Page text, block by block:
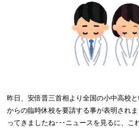
昨日、安倍晋三首相より全国の小中高校
からの臨時休校を要請する事が表明され
ってきましたね･･･ニュースを見るに、こ